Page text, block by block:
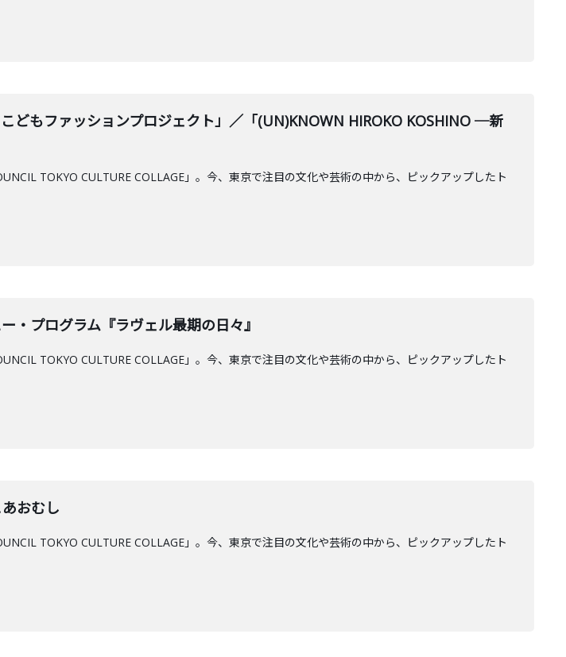
どもファッションプロジェクト」／「(UN)KNOWN HIROKO KOSHINO ─新
TOKYO CULTURE COLLAGE」。今、東京で注目の文化や芸術の中から、ピックアップしたト
プログラム『ラヴェル最期の日々』
TOKYO CULTURE COLLAGE」。今、東京で注目の文化や芸術の中から、ピックアップしたト
おむし
TOKYO CULTURE COLLAGE」。今、東京で注目の文化や芸術の中から、ピックアップしたト